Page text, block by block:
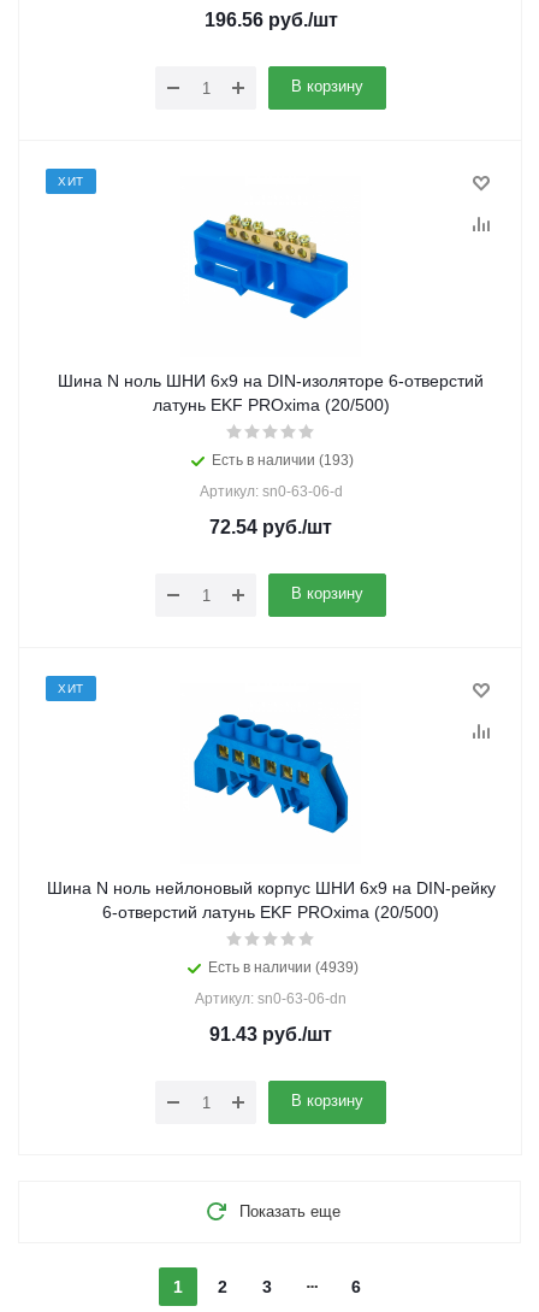
196.56руб./шт
В корзину
ХИТ
Шина N ноль ШНИ 6х9 на DIN-изоляторе 6-отверстий
латунь EKF PROxima (20/500)
Есть в наличии (193)
Артикул: sn0-63-06-d
72.54 руб./шт
В корзину
ХИТ
Шина N ноль нейлоновый корпус ШНИ 6х9 на DIN-рейку
6-отверстий латунь EKF PROxima (20/500)
Есть в наличии (4939)
Артикул: sn0-63-06-dn
91.43 руб./шт
В корзину
Показать еще
1 2 3 6